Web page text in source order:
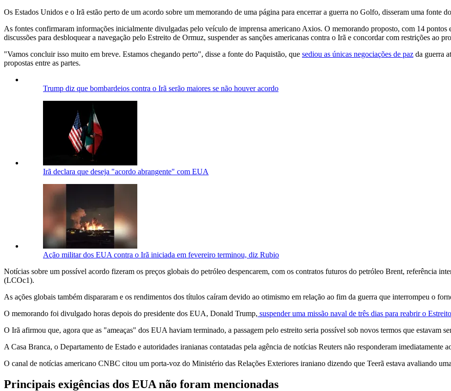
Os Estados Unidos e o Irã estão perto de um acordo sobre um memorando de uma página para encerrar a guerra no Golfo, disseram uma fonte
As fontes confirmaram informações inicialmente divulgadas pelo veículo de imprensa americano Axios. O memorando proposto, com 14 pontos
discussões para desbloquear a navegação pelo Estreito de Ormuz, suspender as sanções americanas contra o Irã e concordar com restrições ao
"Vamos concluir isso muito em breve. Estamos chegando perto", disse a fonte do Paquistão, que sediou as únicas negociações de paz da guerra
propostas entre as partes.
Trump diz que bombardeios contra o Irã serão maiores se não houver acordo
Irã declara que deseja "acordo abrangente" com EUA
Ação militar dos EUA contra o Irã iniciada em fevereiro terminou, diz Rubio
Notícias sobre um possível acordo fizeram os preços globais do petróleo despencarem, com os contratos futuros do petróleo Brent, referência
(LCOc1).
As ações globais também dispararam e os rendimentos dos títulos caíram devido ao otimismo em relação ao fim da guerra que interrompeu o
O memorando foi divulgado horas depois do presidente dos EUA, Donald Trump, suspender uma missão naval de três dias para reabrir o
O Irã afirmou que, agora que as "ameaças" dos EUA haviam terminado, a passagem pelo estreito seria possível sob novos termos que estavam
A Casa Branca, o Departamento de Estado e autoridades iranianas contatadas pela agência de notícias Reuters não responderam imediatamente
O canal de notícias americano CNBC citou um porta-voz do Ministério das Relações Exteriores iraniano dizendo que Teerã estava avaliando
Principais exigências dos EUA não foram mencionadas